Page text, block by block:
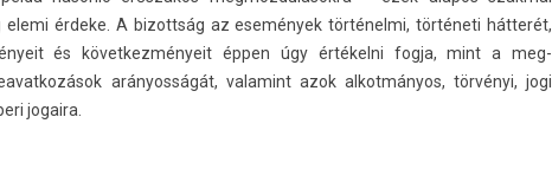
érdeke. A bi­zottság az események történelmi, történeti hátterét,
és követ­kezményeit éppen úgy értékelni fogja, mint a meg­
arányosságát, valamint azok al­kot­mányos, törvényi, jogi
jogaira.